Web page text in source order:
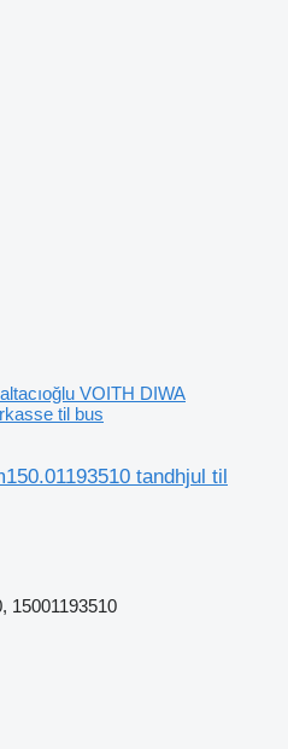
VOITH DIWA
til bus
tandhjul til
15001193510